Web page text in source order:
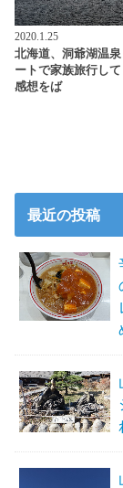
2020.1.25
北海道、洞爺湖温
ートで家族旅行して
感想をば
最近の投稿